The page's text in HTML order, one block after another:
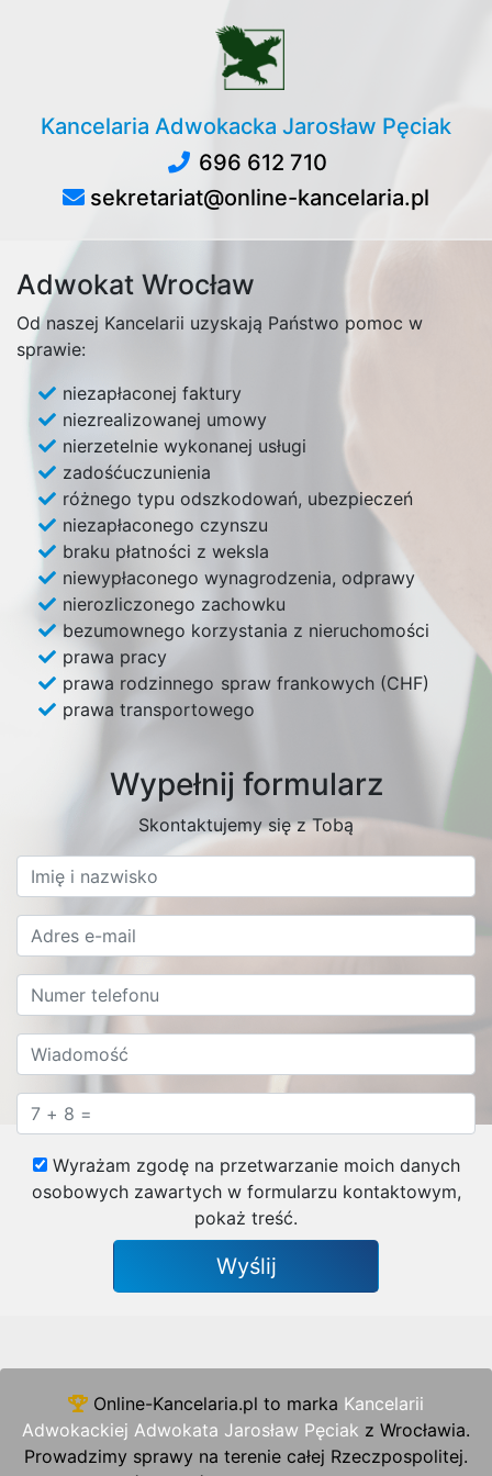
Kancelaria Adwokacka Jarosław Pęciak
696 612 710
sekretariat@online-kancelaria.pl
Adwokat Wrocław
Od naszej Kancelarii uzyskają Państwo pomoc w
sprawie:
niezapłaconej faktury
niezrealizowanej umowy
nierzetelnie wykonanej usługi
zadośćuczunienia
różnego typu odszkodowań, ubezpieczeń
niezapłaconego czynszu
braku płatności z weksla
niewypłaconego wynagrodzenia, odprawy
nierozliczonego zachowku
bezumownego korzystania z nieruchomości
prawa pracy
prawa rodzinnego spraw frankowych (CHF)
prawa transportowego
Wypełnij formularz
Skontaktujemy się z Tobą
Wyrażam zgodę na przetwarzanie moich danych
osobowych zawartych w formularzu kontaktowym,
pokaż treść.
Online-Kancelaria.pl to marka Kancelarii
Adwokackiej Adwokata Jarosław Pęciak z Wrocławia.
Prowadzimy sprawy na terenie całej Rzeczpospolitej.